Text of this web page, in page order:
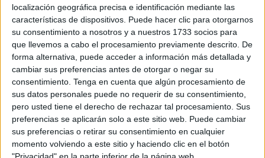
localización geográfica precisa e identificación mediante las
características de dispositivos. Puede hacer clic para otorgarnos
su consentimiento a nosotros y a nuestros 1733 socios para
que llevemos a cabo el procesamiento previamente descrito. De
forma alternativa, puede acceder a información más detallada y
cambiar sus preferencias antes de otorgar o negar su
consentimiento. Tenga en cuenta que algún procesamiento de
sus datos personales puede no requerir de su consentimiento,
pero usted tiene el derecho de rechazar tal procesamiento. Sus
preferencias se aplicarán solo a este sitio web. Puede cambiar
sus preferencias o retirar su consentimiento en cualquier
momento volviendo a este sitio y haciendo clic en el botón
"Privacidad" en la parte inferior de la página web.
confirmó que FRS había decidido llevarse el barco que
tenía en nuestra ciudad, se le autorizó a Balearia a cubrir
los horarios que en estos momentos estaban adjudicados
a la empresa naviera con la sede central en Tarifa.
Habrá que esperar cuando vuelve FRS a comunicar su
intención de regresar a la navegación entre los puertos de
Ceuta y Algeciras, porque en su comunicado indicó que
sería por unos pocos de días concretamente.
Tags: Economía